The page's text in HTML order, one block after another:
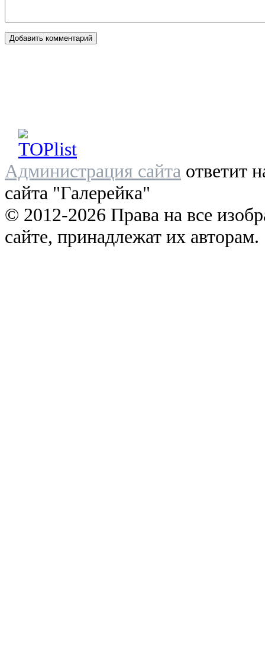
Администрация сайта ответит
сайта "Галерейка"
© 2012-2026 Права на все
сайте, принадлежат их авторам.